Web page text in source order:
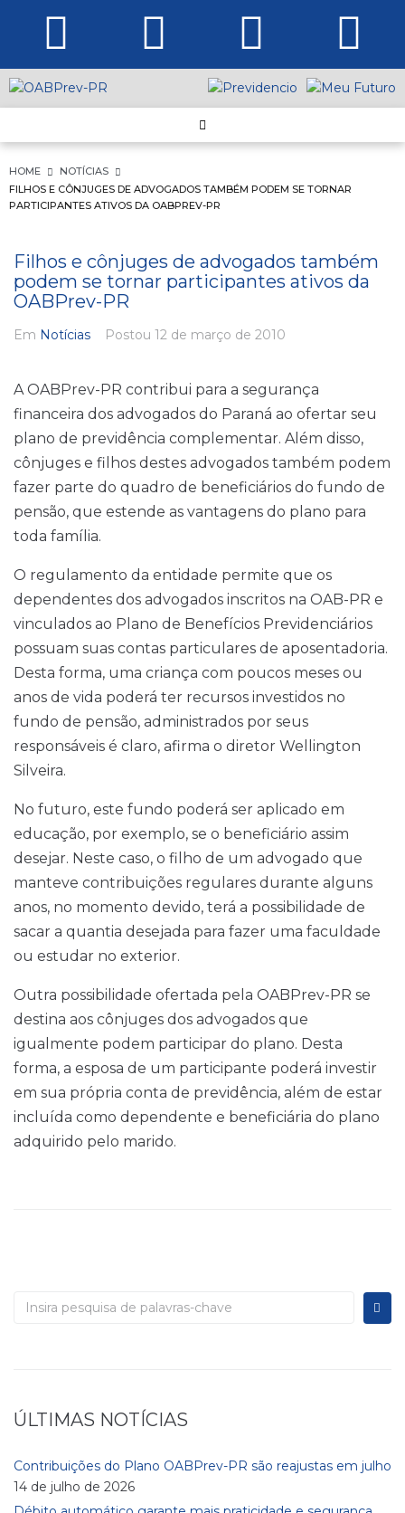
HOME
NOTÍCIAS
FILHOS E CÔNJUGES DE ADVOGADOS TAMBÉM PODEM SE TORNAR
PARTICIPANTES ATIVOS DA OABPREV-PR
Filhos e cônjuges de advogados também
podem se tornar participantes ativos da
OABPrev-PR
Em Notícias Postou 12 de março de 2010
A OABPrev-PR contribui para a segurança
financeira dos advogados do Paraná ao ofertar seu
plano de previdência complementar. Além disso,
cônjuges e filhos destes advogados também podem
fazer parte do quadro de beneficiários do fundo de
pensão, que estende as vantagens do plano para
toda família.
O regulamento da entidade permite que os
dependentes dos advogados inscritos na OAB-PR e
vinculados ao Plano de Benefícios Previdenciários
possuam suas contas particulares de aposentadoria.
Desta forma, uma criança com poucos meses ou
anos de vida poderá ter recursos investidos no
fundo de pensão, administrados por seus
responsáveis é claro, afirma o diretor Wellington
Silveira.
No futuro, este fundo poderá ser aplicado em
educação, por exemplo, se o beneficiário assim
desejar. Neste caso, o filho de um advogado que
manteve contribuições regulares durante alguns
anos, no momento devido, terá a possibilidade de
sacar a quantia desejada para fazer uma faculdade
ou estudar no exterior.
Outra possibilidade ofertada pela OABPrev-PR se
destina aos cônjuges dos advogados que
igualmente podem participar do plano. Desta
forma, a esposa de um participante poderá investir
em sua própria conta de previdência, além de estar
incluída como dependente e beneficiária do plano
adquirido pelo marido.
ÚLTIMAS NOTÍCIAS
Contribuições do Plano OABPrev-PR são reajustas em julho
14 de julho de 2026